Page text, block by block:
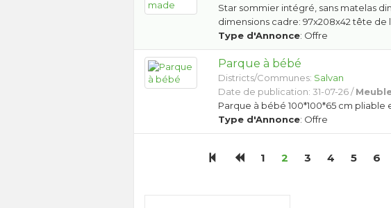
Star sommier intégré, sans matelas
dimensions cadre: 97x208x42 tête
Type d'Annonce: Offre
Parque à bébé
Districts/Communes: Salvan
Date de publication: 31-07-26 /
Parque à bébé 100*100*65 cm pliable
Type d'Annonce: Offre
1 2 3 4 5 6